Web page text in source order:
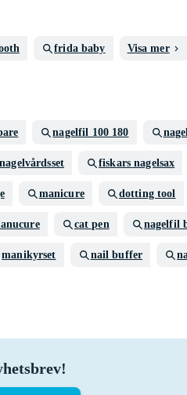
frida baby Visa mer
nagelfil 100 180
nagelvårdsset fiskars nagelsax
manicure dotting tool
cat pen nagelfil
manikyrset nail buffer